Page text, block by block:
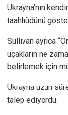
Ukrayna’nın
taahhüdünü
Sullivan ayrıca
uçakların ne
belirlemek için
Ukrayna uzun
talep ediyordu.